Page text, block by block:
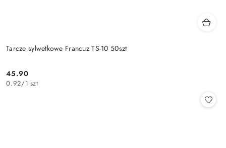
Tarcze sylwetkowe Francuz TS-10 50szt
Cena:
45.90
0.92/1 szt